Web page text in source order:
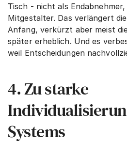
Tisch - nicht als
Mitgestalter. Das verlängert
Anfang, verkürzt aber meist
später erheblich. Und es
weil Entscheidungen
4. Zu starke
Systems